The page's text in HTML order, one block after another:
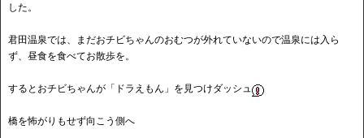
した。
君田温泉では、まだおチビちゃんのおむつが外れていないので温泉には入ら
ず、昼食を食べてお散歩を。
するとおチビちゃんが「ドラえもん」を見つけダッシュ
橋を怖がりもせず向こう側へ